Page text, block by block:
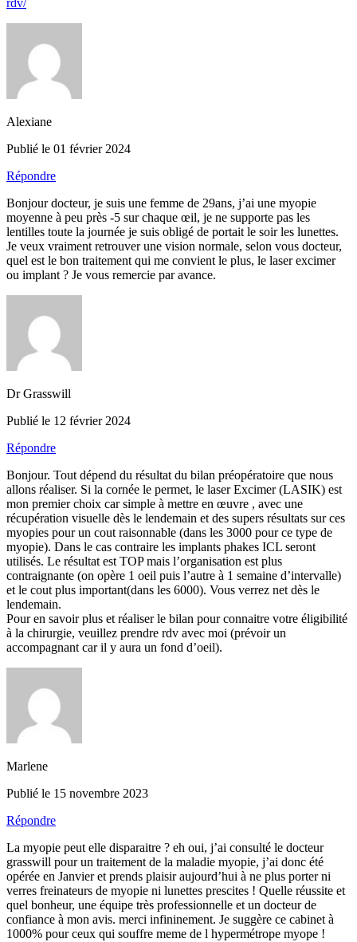
rdv/
Alexiane
Publié le 01 février 2024
Répondre
Bonjour docteur, je suis une femme de 29ans, j’ai une myopie
moyenne à peu près -5 sur chaque œil, je ne supporte pas les
lentilles toute la journée je suis obligé de portait le soir les lunettes.
Je veux vraiment retrouver une vision normale, selon vous docteur,
quel est le bon traitement qui me convient le plus, le laser excimer
ou implant ? Je vous remercie par avance.
Dr Grasswill
Publié le 12 février 2024
Répondre
Bonjour. Tout dépend du résultat du bilan préopératoire que nous
allons réaliser. Si la cornée le permet, le laser Excimer (LASIK) est
mon premier choix car simple à mettre en œuvre , avec une
récupération visuelle dès le lendemain et des supers résultats sur ces
myopies pour un cout raisonnable (dans les 3000 pour ce type de
myopie). Dans le cas contraire les implants phakes ICL seront
utilisés. Le résultat est TOP mais l’organisation est plus
contraignante (on opère 1 oeil puis l’autre à 1 semaine d’intervalle)
et le cout plus important(dans les 6000). Vous verrez net dès le
lendemain.
Pour en savoir plus et réaliser le bilan pour connaitre votre éligibilité
à la chirurgie, veuillez prendre rdv avec moi (prévoir un
accompagnant car il y aura un fond d’oeil).
Marlene
Publié le 15 novembre 2023
Répondre
La myopie peut elle disparaitre ? eh oui, j’ai consulté le docteur
grasswill pour un traitement de la maladie myopie, j’ai donc été
opérée en Janvier et prends plaisir aujourd’hui à ne plus porter ni
verres freinateurs de myopie ni lunettes prescites ! Quelle réussite et
quel bonheur, une équipe très professionnelle et un docteur de
confiance à mon avis. merci infininement. Je suggère ce cabinet à
1000% pour ceux qui souffre meme de l hypermétrope myope !